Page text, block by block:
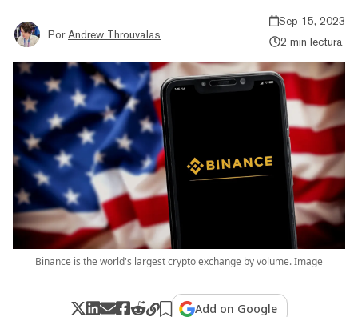
Por Andrew Throuvalas
Sep 15, 2023
2 min lectura
Binance is the world's largest crypto exchange by volume. Image
Add on Google